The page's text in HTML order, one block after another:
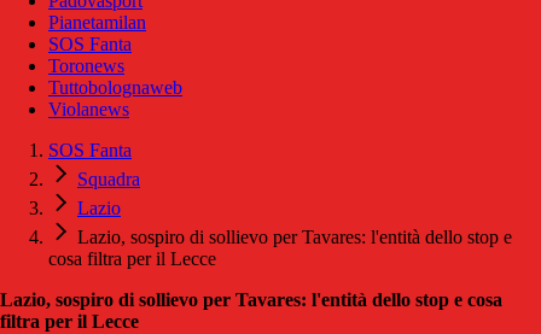
Pianetamilan
SOS Fanta
Toronews
Tuttobolognaweb
Violanews
SOS Fanta
Squadra
Lazio
Lazio, sospiro di sollievo per Tavares: l'entità dello stop e
cosa filtra per il Lecce
Lazio, sospiro di sollievo per Tavares: l'entità dello stop e cosa
filtra per il Lecce